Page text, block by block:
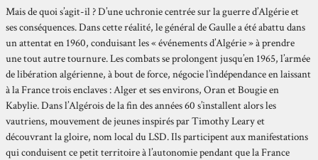
Mais de quoi s’agit-il ? D’une uchronie centrée sur la guerre d’Algérie et
ses conséquences. Dans cette réalité, le général de Gaulle a été abattu dans
un attentat en 1960, conduisant les « événements d’Algérie » à prendre
une tout autre tournure. Les combats se prolongent jusqu’en 1965, l’armée
de libération algérienne, à bout de force, négocie l’indépendance en laissant
à la France trois enclaves : Alger et ses environs, Oran et Bougie en
Kabylie. Dans l’Algérois de la fin des années 60 s’installent alors les
vautriens, mouvement de jeunes inspirés par Timothy Leary et
découvrant la gloire, nom local du LSD. Ils participent aux manifestations
qui conduisent ce petit territoire à l’autonomie pendant que la France